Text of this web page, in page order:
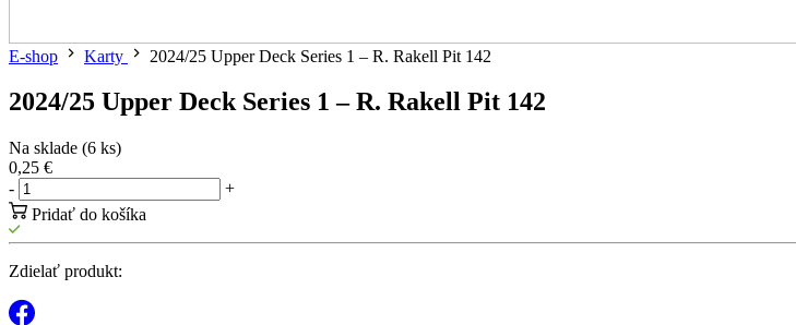
E-shop Karty 2024/25 Upper Deck Series 1 – R. Rakell Pit 142
2024/25 Upper Deck Series 1 – R. Rakell Pit 142
Na sklade (6 ks)
0,25 €
-
+
Pridať do košíka
Zdielať produkt: